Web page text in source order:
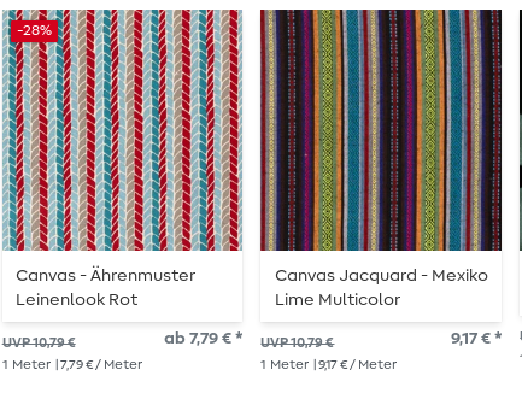
-28%
Canvas - Ährenmuster
Leinenlook Rot
UVP 10,79 € ab 7,79 € *
1 Meter | 7,79 € / Meter
Canvas Jacquard - Mexiko
Lime Multicolor
UVP 10,79 € 9,17 € *
1 Meter | 9,17 € / Meter